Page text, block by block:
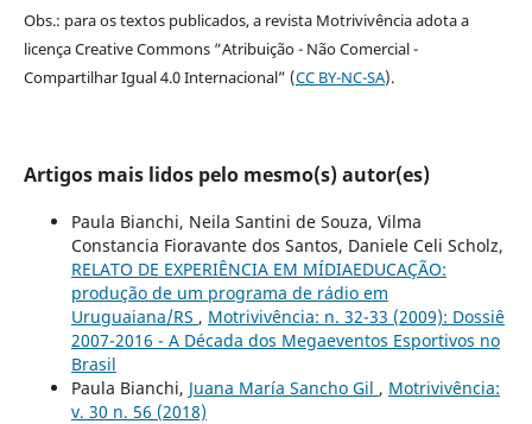
Obs.: para os textos publicados, a revista Motrivivência adota a
licença Creative Commons “Atribuição - Não Comercial -
Compartilhar Igual 4.0 Internacional” (CC BY-NC-SA).
Artigos mais lidos pelo mesmo(s) autor(es)
Paula Bianchi, Neila Santini de Souza, Vilma
Constancia Fioravante dos Santos, Daniele Celi Scholz,
RELATO DE EXPERIÊNCIA EM MÍDIAEDUCAÇÃO:
produção de um programa de rádio em
Uruguaiana/RS , Motrivivência: n. 32-33 (2009): Dossiê
2007-2016 - A Década dos Megaeventos Esportivos no
Brasil
Paula Bianchi, Juana María Sancho Gil , Motrivivência:
v. 30 n. 56 (2018)